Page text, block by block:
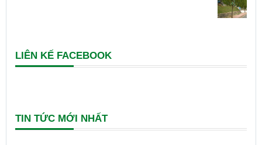
LIÊN KẾ FACEBOOK
TIN TỨC MỚI NHẤT